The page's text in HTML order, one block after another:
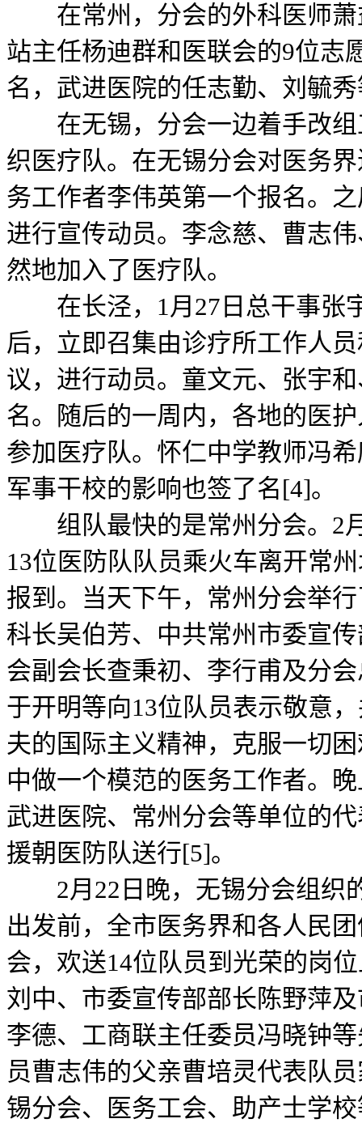
在常州，分会的外科医师萧
站主任杨迪群和医联会的9位志
名，武进医院的任志勤、刘毓
在无锡，分会一边着手改组
织医疗队。在无锡分会对医务
务工作者李伟英第一个报名。
进行宣传动员。李念慈、曹志
然地加入了医疗队。
在长泾，1月27日总干事张
后，立即召集由诊疗所工作人
议，进行动员。童文元、张宇
名。随后的一周内，各地的医
参加医疗队。怀仁中学教师冯
军事干校的影响也签了名[4]。
组队最快的是常州分会。2
13位医防队队员乘火车离开常
报到。当天下午，常州分会举
科长吴伯芳、中共常州市委宣
会副会长查秉初、李行甫及分
于开明等向13位队员表示敬意
夫的国际主义精神，克服一切
中做一个模范的医务工作者。
武进医院、常州分会等单位的
援朝医防队送行[5]。
2月22日晚，无锡分会组织
出发前，全市医务界和各人民
会，欢送14位队员到光荣的岗
刘中、市委宣传部部长陈野萍
李德、工商联主任委员冯晓钟
员曹志伟的父亲曹培灵代表队
锡分会、医务工会、助产士学